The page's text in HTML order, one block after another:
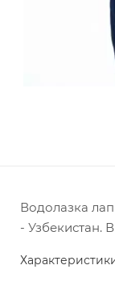
Водолазка
- Узбекистан.